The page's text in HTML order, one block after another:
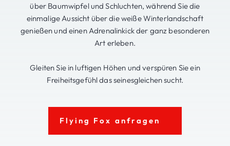
über Baumwipfel und Schluchten, während Sie die
einmalige Aussicht über die weiße Winterlandschaft
genießen und einen Adrenalinkick der ganz besonderen
Art erleben.
Gleiten Sie in luftigen Höhen und verspüren Sie ein
Freiheitsgefühl das seinesgleichen sucht.
Flying Fox anfragen